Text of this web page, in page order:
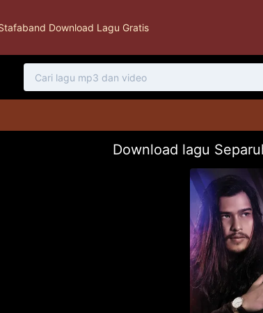
Download Lagu Gratis
Download lagu